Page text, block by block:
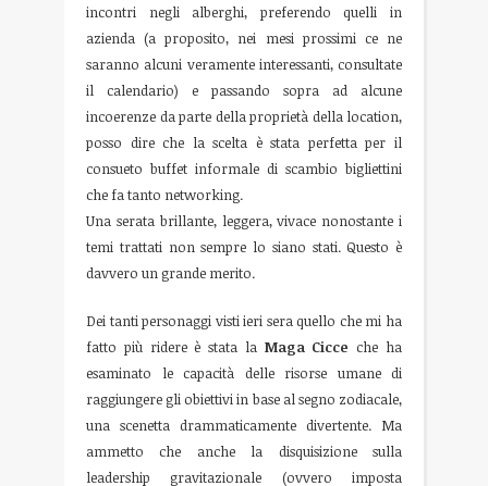
incontri negli alberghi, preferendo quelli in
azienda (a proposito, nei mesi prossimi ce ne
saranno alcuni veramente interessanti, consultate
il calendario) e passando sopra ad alcune
incoerenze da parte della proprietà della location,
posso dire che la scelta è stata perfetta per il
consueto buffet informale di scambio bigliettini
che fa tanto networking.
Una serata brillante, leggera, vivace nonostante i
temi trattati non sempre lo siano stati. Questo è
davvero un grande merito.
Dei tanti personaggi visti ieri sera quello che mi ha
fatto più ridere è stata la Maga Cicce che ha
esaminato le capacità delle risorse umane di
raggiungere gli obiettivi in base al segno zodiacale,
una scenetta drammaticamente divertente. Ma
ammetto che anche la disquisizione sulla
leadership gravitazionale (ovvero imposta